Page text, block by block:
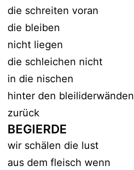
die schreiten voran
die bleiben
nicht liegen
die schleichen nicht
in die nischen
hinter den bleiliderwänden
zurück
BEGIERDE
wir schälen die lust
aus dem fleisch wenn